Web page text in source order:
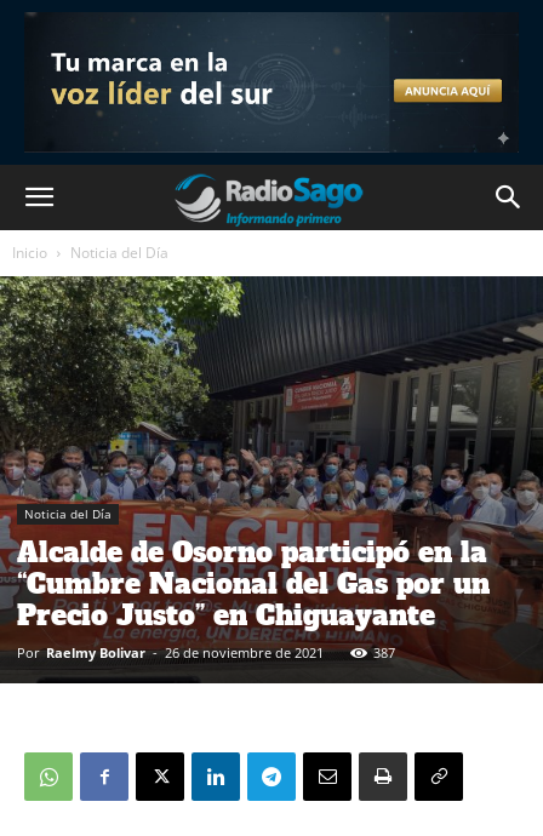
Inicio Noticia del Día
Noticia del Día
Alcalde de Osorno participó en la
“Cumbre Nacional del Gas por un
Precio Justo” en Chiguayante
Por Raelmy Bolivar - 26 de noviembre de 2021 387